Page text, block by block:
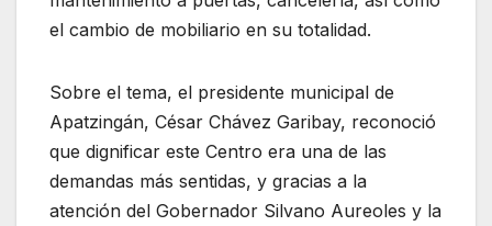
el cambio de mobiliario en su totalidad.
Sobre el tema, el presidente municipal de
Apatzingán, César Chávez Garibay, reconoció
que dignificar este Centro era una de las
demandas más sentidas, y gracias a la
atención del Gobernador Silvano Aureoles y la